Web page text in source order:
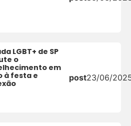
LGBT+ de SP
o
em
à festa e
post23/06/